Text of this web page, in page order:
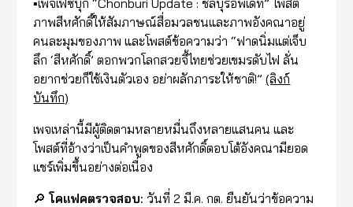
ภาพสีหศักดิ์ให้สัมภาษณ์สื่อมวลชนและภาพอังคณาอยู่
คนละมุมของภาพ และโพสต์ข้อความว่า “ฟาดนิ่มแต่เจ็บ
ลึก ‘สีหศักดิ์’ ตอกพวกโลกสวยจี้ไทยช่วยเขมรดับไฟ ลั่น
อยากช่วยก็ใช้เงินตัวเอง อย่าผลักภาระให้ชาติ!”(ลิงก์
บันทึก)
เพจเหล่านี้มีผู้ติดตามหลายหมื่นถึงหลายแสนคน และ
โพสต์ที่อ้างว่าเป็นคำพูดของสีหศักดิ์ตอบโต้อังคณามียอด
แชร์เพิ่มขึ้นอย่างต่อเนื่อง
🔎โคแฟคตรวจสอบ: วันที่ 2 มี.ค. กต. ยืนยันว่าข้อความ